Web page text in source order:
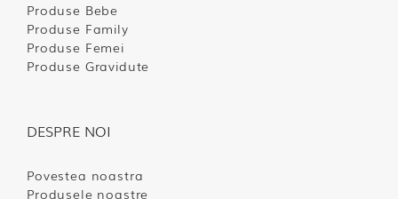
Produse Bebe
Produse Family
Produse Femei
Produse Gravidute
DESPRE NOI
Povestea noastra
Produsele noastre